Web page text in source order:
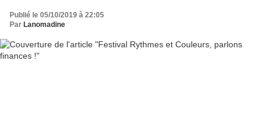
Publié le 05/10/2019 à 22:05
Par Lanomadine